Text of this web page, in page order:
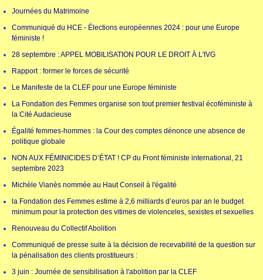
Journées du Matrimoine
Communiqué du HCE - Élections européennes 2024 : pour une Europe
féministe !
28 septembre : APPEL MOBILISATION POUR LE DROIT À L'IVG
Rapport : former le forces de sécurité
Le Manifeste de la CLEF pour une Europe féministe
La Fondation des Femmes organise son tout premier festival écoféministe à
la Cité Audacieuse
Égalité femmes-hommes : la Cour des comptes dénonce une absence de
politique globale
NON AUX FÉMINICIDES D’ÉTAT ! CP du Front féministe international, 21
septembre 2023
Michèle Vianès nommée au Haut Conseil à l'égalité
la Fondation des Femmes estime à 2,6 milliards d’euros par an le budget
minimum pour la protection des vitimes de violenceles, sexistes et sexuelles
Renouveau du Collectif Abolition
Communiqué de presse suite à la décision de recevabilité de la question sur
la pénalisation des clients prostitueurs :
3 juin : Journée de sensibilisation à l'abolition par la CLEF